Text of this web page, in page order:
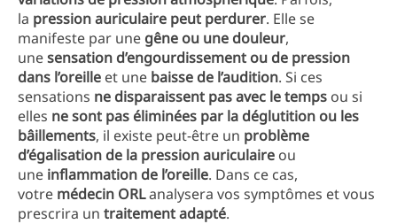
la pression auriculaire peut perdurer. Elle se
manifeste par une gêne ou une douleur,
unesensation d’engourdissement ou de pression
dans l’oreille et une baisse de l’audition. Si ces
sensations ne disparaissent pas avec le temps ou si
elles ne sont pas éliminées par la déglutition ou les
bâillements, il existe peut-être un problème
d’égalisation de la pression auriculaire ou
une inflammation de l’oreille. Dans ce cas,
votre médecin ORLanalysera vos symptômes et vous
prescrira un traitement adapté.